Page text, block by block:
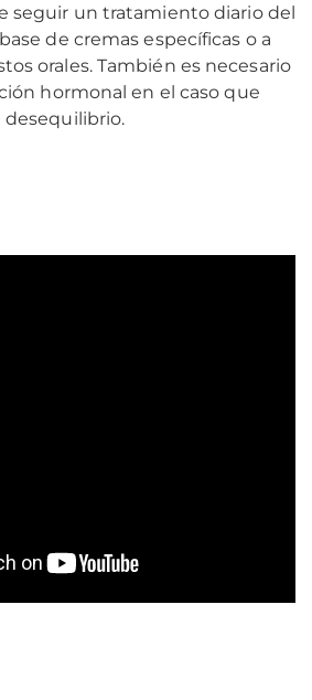
seguir un tratamiento diario del
de cremas específicas o a
orales. También es necesario
hormonal en el caso que
desequilibrio.